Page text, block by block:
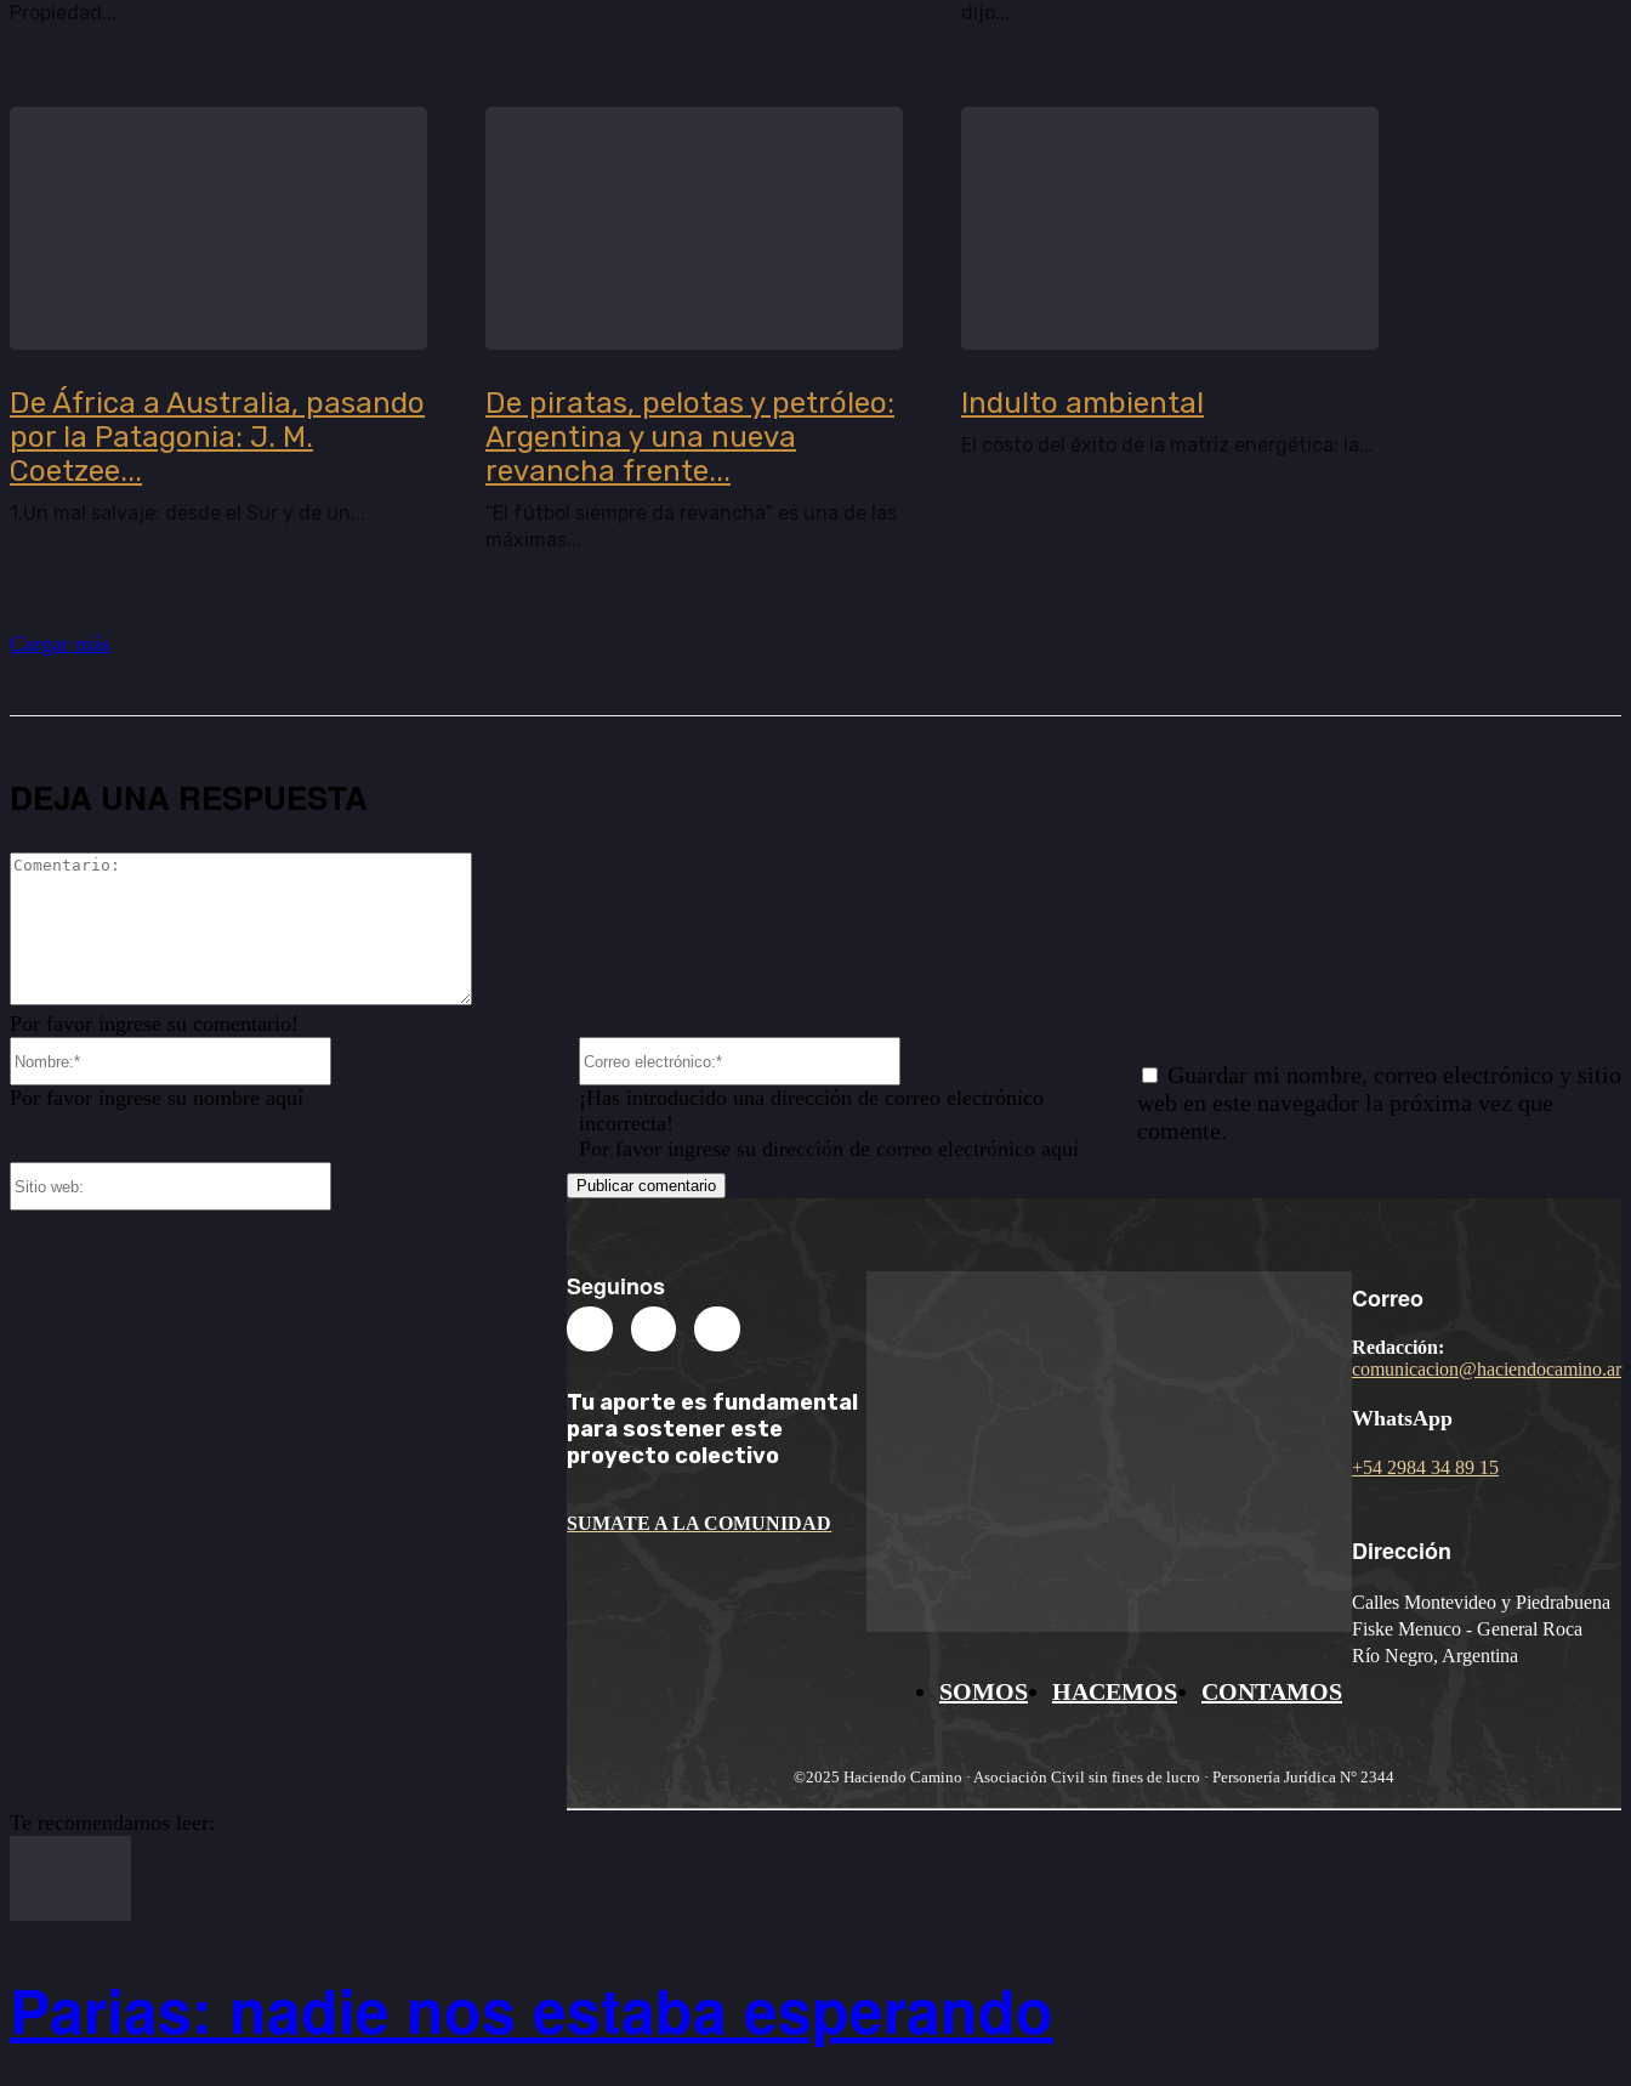
Propiedad...
dijo...
De África a Australia, pasando
por la Patagonia: J. M.
Coetzee...
1.Un mal salvaje: desde el Sur y de un...
De piratas, pelotas y petróleo:
Argentina y una nueva
revancha frente...
“El fútbol siempre da revancha” es una de las
máximas...
Indulto ambiental
El costo del éxito de la matriz energética: la...
Cargar más
DEJA UNA RESPUESTA
Por favor ingrese su comentario!
Por favor ingrese su nombre aquí
¡Has introducido una dirección de correo electrónico
incorrecta!
Por favor ingrese su dirección de correo electrónico aquí
Guardar mi nombre, correo electrónico y sitio
web en este navegador la próxima vez que
comente.
Seguinos
Tu aporte es fundamental
para sostener este
proyecto colectivo
SUMATE A LA COMUNIDAD
SOMOS HACEMOS CONTAMOS
Correo
Redacción:
comunicacion@haciendocamino.ar
WhatsApp
+54 2984 34 89 15
Dirección
Calles Montevideo y Piedrabuena
Fiske Menuco - General Roca
Río Negro, Argentina
©2025 Haciendo Camino · Asociación Civil sin fines de lucro · Personería Jurídica N° 2344
Te recomendamos leer:
Parias: nadie nos estaba esperando